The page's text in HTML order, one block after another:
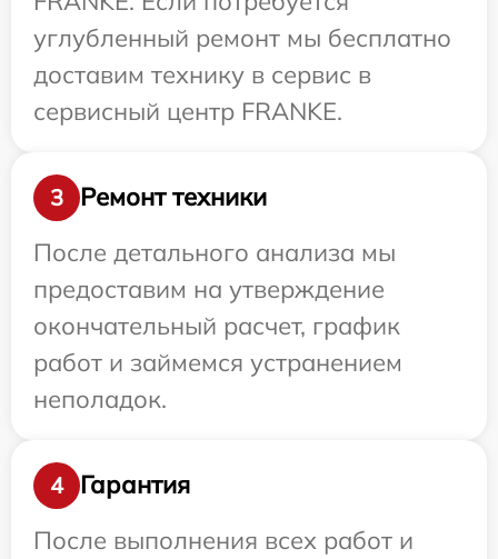
углубленный ремонт мы бесплатно
доставим технику в сервис в
сервисный центр FRANKE.
3
Ремонт техники
После детального анализа мы
предоставим на утверждение
окончательный расчет, график
работ и займемся устранением
неполадок.
4
Гарантия
После выполнения всех работ и